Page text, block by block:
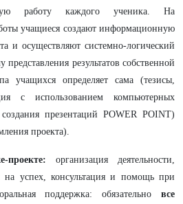
работу каждого ученика. На
учащиеся создают информационную
и осуществляют системно-логический
результатов собственной
учащихся определяет сама (тезисы,
с использованием компьютерных
презентаций POWER POINT)
проекта).
организация деятельности,
на успех, консультация и помощь при
поддержка: обязательно все